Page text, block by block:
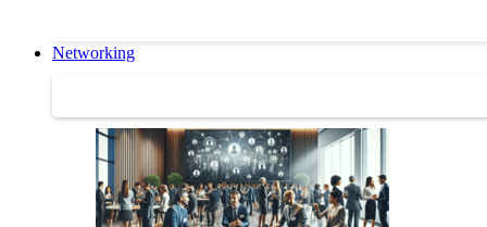
Networking